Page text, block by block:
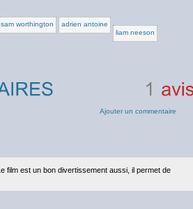
sam worthington
adrien antoine
liam neeson
Ajouter un commentaire
film est un bon divertissement aussi, il permet de